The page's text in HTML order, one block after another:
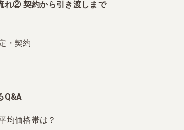
れ② 契約から引き渡しまで
・契約
Q&A
均価格帯は？